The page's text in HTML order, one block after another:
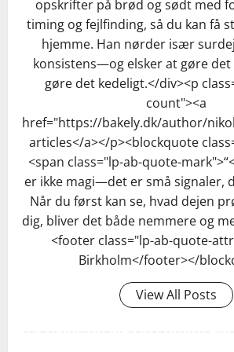
opskrifter på brød og sødt med
timing og fejlfinding, så du kan få
hjemme. Han nørder især
konsistens—og elsker at gøre
gøre det kedeligt.</div><p
count"><a
href="https://bakely.dk/author/
articles</a></p><blockquote
<span class="lp-ab-quote-
er ikke magi—det er små signaler,
Når du først kan se, hvad dejen
dig, bliver det både nemmere og
<footer class="lp-ab-quote-
Birkholm</footer></
View All Posts
ER HVIDE OG